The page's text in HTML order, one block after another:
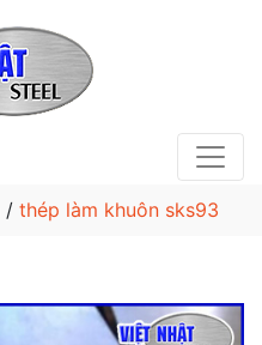
/ thép làm khuôn sks93